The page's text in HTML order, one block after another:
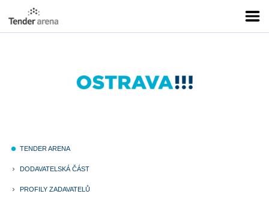
fiber_manual_record TENDER ARENA
keyboard_arrow_right DODAVATELSKÁ ČÁST
keyboard_arrow_right PROFILY ZADAVATELŮ